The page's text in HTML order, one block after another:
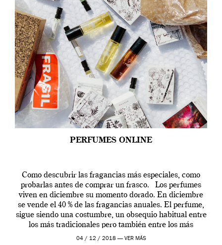
PERFUMES ONLINE
Como descubrir las fragancias más especiales, como
probarlas antes de comprar un frasco. Los perfumes
viven en diciembre su momento dorado. En diciembre
se vende el 40 % de las fragancias anuales. El perfume,
sigue siendo una costumbre, un obsequio habitual entre
los más tradicionales pero también entre los más
modernos. Estos días ha […]
04 / 12 / 2018 — VER MÁS